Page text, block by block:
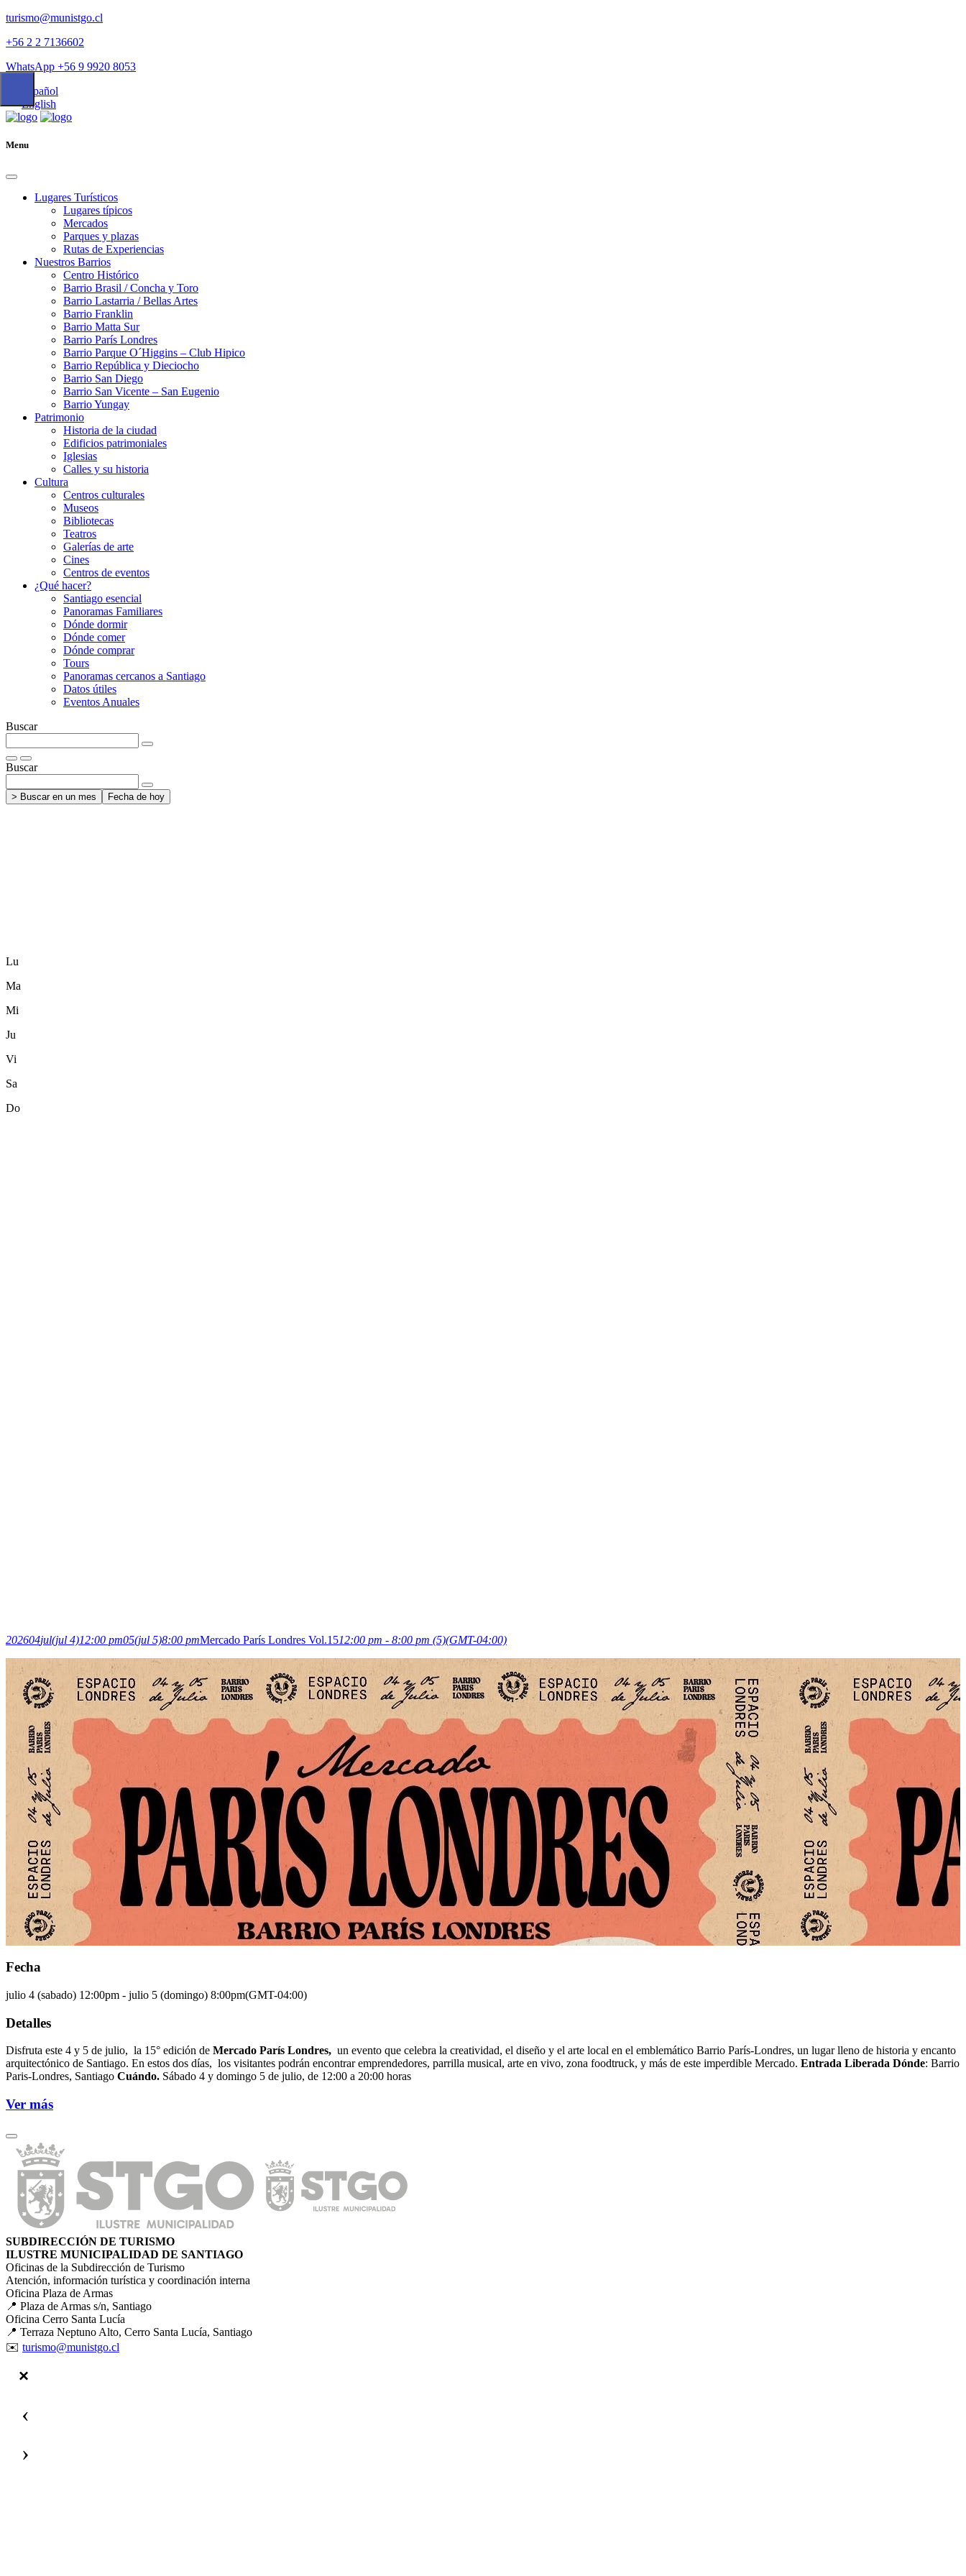
turismo@munistgo.cl
+56 2 2 7136602
WhatsApp +56 9 9920 8053
Español
English
Menu
Lugares Turísticos
Lugares tí­picos
Mercados
Parques y plazas
Rutas de Experiencias
Nuestros Barrios
Centro Histórico
Barrio Brasil / Concha y Toro
Barrio Lastarria / Bellas Artes
Barrio Franklin
Barrio Matta Sur
Barrio Parí­s Londres
Barrio Parque O´Higgins – Club Hipico
Barrio República y Dieciocho
Barrio San Diego
Barrio San Vicente – San Eugenio
Barrio Yungay
Patrimonio
Historia de la ciudad
Edificios patrimoniales
Iglesias
Calles y su historia
Cultura
Centros culturales
Museos
Bibliotecas
Teatros
Galerí­as de arte
Cines
Centros de eventos
¿Qué hacer?
Santiago esencial
Panoramas Familiares
Dónde dormir
Dónde comer
Dónde comprar
Tours
Panoramas cercanos a Santiago
Datos útiles
Eventos Anuales
Buscar
Buscar
> Buscar en un mes Fecha de hoy
Lu
Ma
Mi
Ju
Vi
Sa
Do
202604jul(jul 4)12:00 pm05(jul 5)8:00 pmMercado París Londres Vol.1512:00 pm - 8:00 pm (5)(GMT-04:00)
Fecha
julio 4 (sabado) 12:00pm - julio 5 (domingo) 8:00pm(GMT-04:00)
Detalles
Disfruta este 4 y 5 de julio, la 15° edición de Mercado París Londres, un evento que celebra la creatividad, el diseño y el arte local en el emblemático Barrio París-Londres, un lugar lleno de historia y encanto
arquitectónico de Santiago. En estos dos días, los visitantes podrán encontrar emprendedores, parrilla musical, arte en vivo, zona foodtruck, y más de este imperdible Mercado. Entrada Liberada Dónde: Barrio
Paris-Londres, Santiago Cuándo. Sábado 4 y domingo 5 de julio, de 12:00 a 20:00 horas
Ver más
SUBDIRECCIÓN DE TURISMO
ILUSTRE MUNICIPALIDAD DE SANTIAGO
Oficinas de la Subdirección de Turismo
Atención, información turística y coordinación interna
Oficina Plaza de Armas
📍 Plaza de Armas s/n, Santiago
Oficina Cerro Santa Lucía
📍 Terraza Neptuno Alto, Cerro Santa Lucía, Santiago
✉️ turismo@munistgo.cl
‹
›